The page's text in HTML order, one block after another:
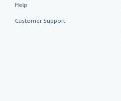
Help
Customer Support